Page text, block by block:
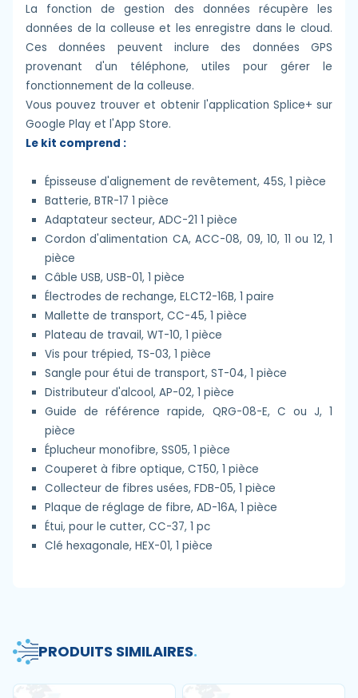
La fonction de gestion des données récupère les
données de la colleuse et les enregistre dans le cloud.
Ces données peuvent inclure des données GPS
provenant d'un téléphone, utiles pour gérer le
fonctionnement de la colleuse.
Vous pouvez trouver et obtenir l'application Splice+ sur
Google Play et l'App Store.
Le kit comprend :
Épisseuse d'alignement de revêtement, 45S, 1 pièce
Batterie, BTR-17 1 pièce
Adaptateur secteur, ADC-21 1 pièce
Cordon d'alimentation CA, ACC-08, 09, 10, 11 ou 12, 1
pièce
Câble USB, USB-01, 1 pièce
Électrodes de rechange, ELCT2-16B, 1 paire
Mallette de transport, CC-45, 1 pièce
Plateau de travail, WT-10, 1 pièce
Vis pour trépied, TS-03, 1 pièce
Sangle pour étui de transport, ST-04, 1 pièce
Distributeur d'alcool, AP-02, 1 pièce
Guide de référence rapide, QRG-08-E, C ou J, 1
pièce
Éplucheur monofibre, SS05, 1 pièce
Couperet à fibre optique, CT50, 1 pièce
Collecteur de fibres usées, FDB-05, 1 pièce
Plaque de réglage de fibre, AD-16A, 1 pièce
Étui, pour le cutter, CC-37, 1 pc
Clé hexagonale, HEX-01, 1 pièce
PRODUITS SIMILAIRES.